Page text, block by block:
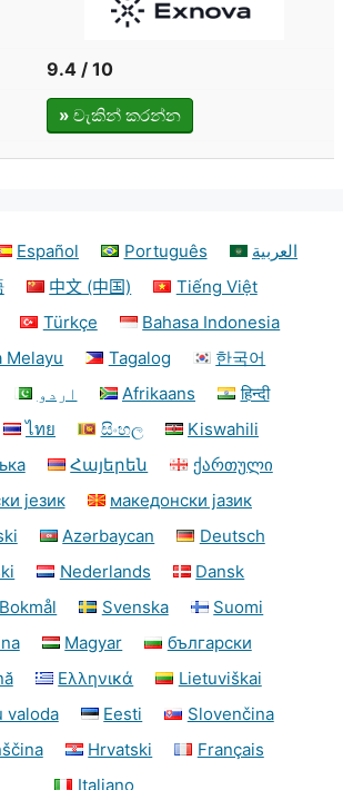
9.4 / 10
»චැකින් කරන්න
Español Português
العربية
中文 (中国)
Tiếng Việt
Türkçe
Bahasa Indonesia
Melayu
Tagalog
한국어
اردو Afrikaans
हिन्दी
ไทย සිංහල
Kiswahili
Հայերեն
ქართული
језик
македонски јазик
Azərbaycan
Deutsch
Nederlands
Dansk
Svenska
Suomi
Magyar
български
Ελληνικά
Lietuviškai
valoda
Eesti
Slovenčina
Hrvatski
Français
Italiano